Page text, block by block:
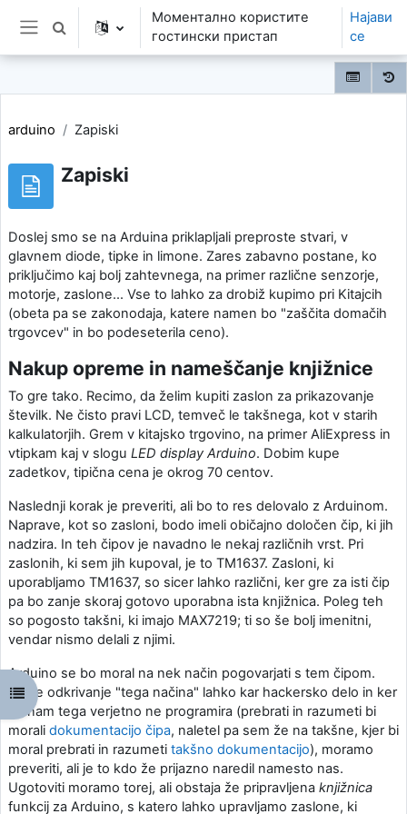
Оди до главна содржина
Страничен панел
Toggle search input
Моментално користите
гостински пристап
Најави
се
Open course index
arduino Zapiski
Zapiski
Doslej smo se na Arduina priklapljali preproste stvari, v
glavnem diode, tipke in limone. Zares zabavno postane, ko
priključimo kaj bolj zahtevnega, na primer različne senzorje,
motorje, zaslone... Vse to lahko za drobiž kupimo pri Kitajcih
(obeta pa se zakonodaja, katere namen bo "zaščita domačih
trgovcev" in bo podeseterila ceno).
Nakup opreme in nameščanje knjižnice
To gre tako. Recimo, da želim kupiti zaslon za prikazovanje
številk. Ne čisto pravi LCD, temveč le takšnega, kot v starih
kalkulatorjih. Grem v kitajsko trgovino, na primer AliExpress in
vtipkam kaj v slogu LED display Arduino. Dobim kupe
zadetkov, tipična cena je okrog 70 centov.
Naslednji korak je preveriti, ali bo to res delovalo z Arduinom.
Naprave, kot so zasloni, bodo imeli običajno določen čip, ki jih
nadzira. In teh čipov je navadno le nekaj različnih vrst. Pri
zaslonih, ki sem jih kupoval, je to TM1637. Zasloni, ki
uporabljamo TM1637, so sicer lahko različni, ker gre za isti čip
pa bo zanje skoraj gotovo uporabna ista knjižnica. Poleg teh
so pogosto takšni, ki imajo MAX7219; ti so še bolj imenitni,
vendar nismo delali z njimi.
Arduino se bo moral na nek način pogovarjati s tem čipom.
Ker je odkrivanje "tega načina" lahko kar hackersko delo in ker
se nam tega verjetno ne programira (prebrati in razumeti bi
morali dokumentacijo čipa, naletel pa sem že na takšne, kjer bi
moral prebrati in razumeti takšno dokumentacijo), moramo
preveriti, ali je to kdo že prijazno naredil namesto nas.
Ugotoviti moramo torej, ali obstaja že pripravljena knjižnica
funkcij za Arduino, s katero lahko upravljamo zaslone, ki